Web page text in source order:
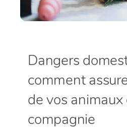
Dangers
comment
de vos animaux
compagnie